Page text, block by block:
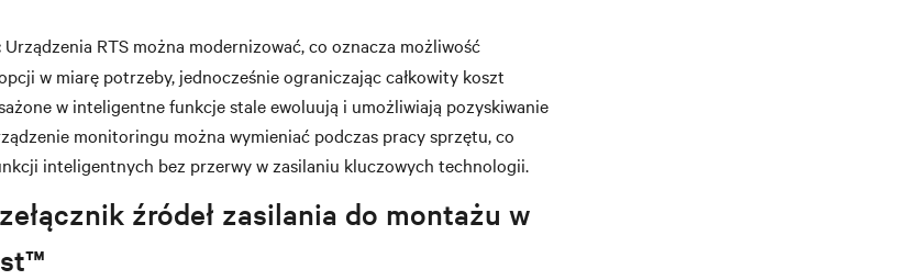
Urządzenia RTS można modernizować, co oznacza możliwość
w miarę potrzeby, jednocześnie ograniczając całkowity koszt
w inteligentne funkcje stale ewoluują i umożliwiają pozyskiwanie
monitoringu można wymieniać podczas pracy sprzętu, co
inteligentnych bez przerwy w zasilaniu kluczowych technologii.
źródeł zasilania do montażu w